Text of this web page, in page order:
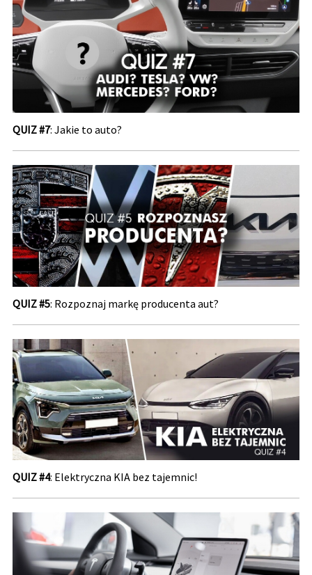
QUIZ #7: Jakie to auto?
QUIZ #5: Rozpoznaj markę producenta aut?
QUIZ #4: Elektryczna KIA bez tajemnic!